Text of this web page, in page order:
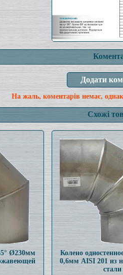
На жаль, коментарів немає,
Схожі
Ø230мм
Колено
0,6мм AISI 201 из
стали